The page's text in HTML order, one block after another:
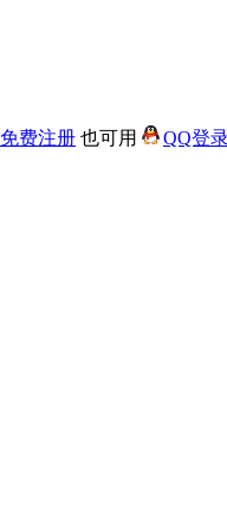
免费注册 也可用 QQ登